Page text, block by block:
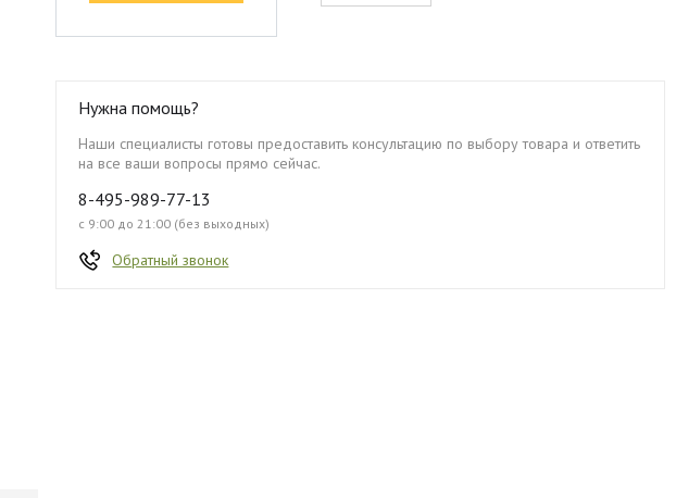
Нужна помощь?
Наши специалисты готовы предоставить консультацию по выбору товара и ответить
на все ваши вопросы прямо сейчас.
8-495-989-77-13
с 9:00 до 21:00 (без выходных)
Обратный звонок